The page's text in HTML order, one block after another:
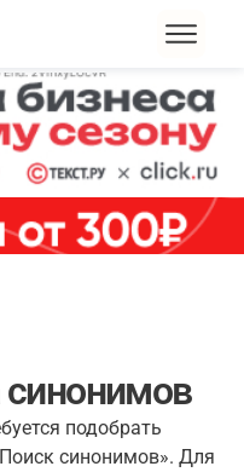
синонимов
подобрать
синонимов». Для